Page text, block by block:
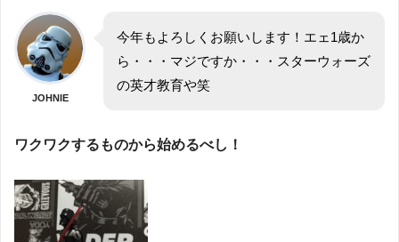
JOHNIE
今年もよろしくお願いします！エェ1歳か
ら・・・マジですか・・・スターウォーズ
の英才教育や笑
ワクワクするものから始めるべし！